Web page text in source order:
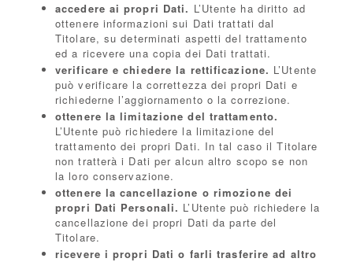
accedere ai propri Dati. L’Utente ha diritto ad
ottenere informazioni sui Dati trattati dal
Titolare, su determinati aspetti del trattamento
ed a ricevere una copia dei Dati trattati.
verificare e chiedere la rettificazione. L’Utente
può verificare la correttezza dei propri Dati e
richiederne l’aggiornamento o la correzione.
ottenere la limitazione del trattamento.
L’Utente può richiedere la limitazione del
trattamento dei propri Dati. In tal caso il Titolare
non tratterà i Dati per alcun altro scopo se non
la loro conservazione.
ottenere la cancellazione o rimozione dei
propri Dati Personali. L’Utente può richiedere la
cancellazione dei propri Dati da parte del
Titolare.
ricevere i propri Dati o farli trasferire ad altro